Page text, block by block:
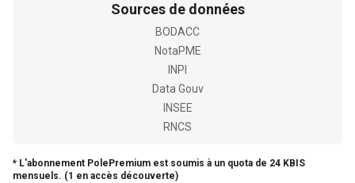
Sources de données
BODACC
NotaPME
INPI
Data Gouv
INSEE
RNCS
* L'abonnement PolePremium est soumis à un quota de 24 KBIS
mensuels. (1 en accès découverte)